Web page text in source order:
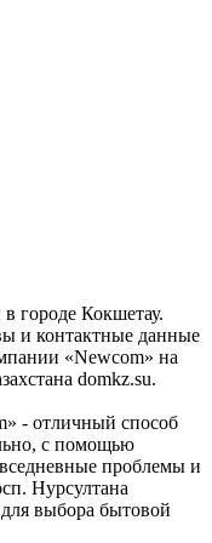
городе Кокшетау.
и контактные данные
«Newcom» на
domkz.su.
- отличный способ
с помощью
проблемы и
Нурсултана
выбора бытовой